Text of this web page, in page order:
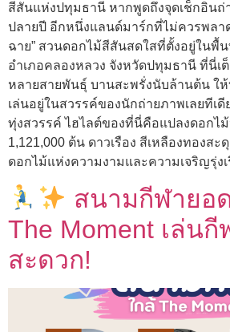
สีสันแห่งปทุมธานี หากพูดถึงจุดเช็กอินถ่
ปลายปี อีกหนึ่งแลนด์มาร์กที่ไม่ควรพลา
ฉาย” สวนดอกไม้สีสันสดใสที่ตั้งอยู่ในพื้
อำเภอคลองหลวง จังหวัดปทุมธานี ที่นี่เ
หลายสายพันธุ์ บานสะพรั่งนับล้านต้น ให้
เล่นอยู่ในสวรรค์ของนักถ่ายภาพเลยทีเ
ทุ่งสวรรค์ ไฮไลต์ของที่นี่คือแปลงดอกไ
1,121,000 ต้น ดาวเรือง สีเหลืองทองสะ
ดอกไม้แห่งความงามและความเจริญรุ่ง
สนามกีฬายอ
The Moment เล่นกี
สะดวก!